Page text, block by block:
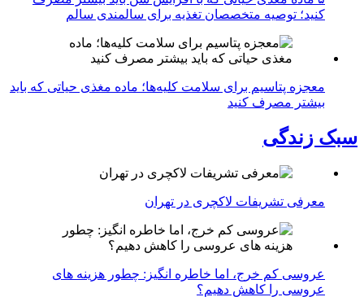
کنید؛ توصیه متخصصان تغذیه برای سالمندی سالم
معجزه پتاسیم برای سلامت کلیه‌ها؛ ماده مغذی حیاتی که باید
بیشتر مصرف کنید
سبک زندگی
معرفی تشریفات لاکچری در تهران
عروسی کم خرج، اما خاطره انگیز: چطور هزینه های
عروسی را کاهش دهیم؟